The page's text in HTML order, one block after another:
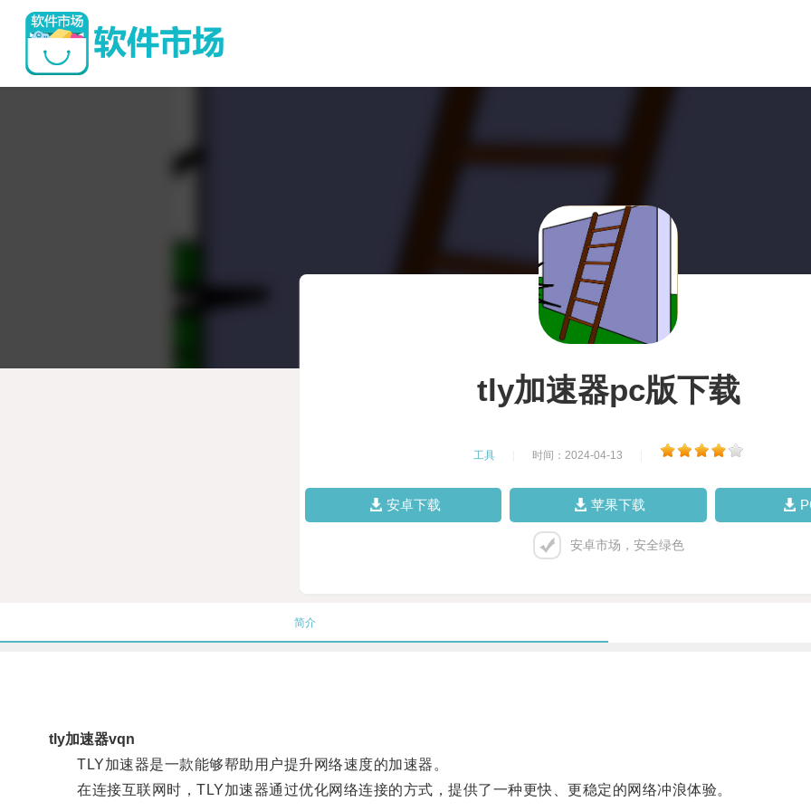
tly加速器pc版下载
工具 时间：2024-04-13
安卓下载 苹果下载
安卓市场，安全绿色
简介
tly加速器vqn
TLY加速器是一款能够帮助用户提升网络速度的加速器。
在连接互联网时，TLY加速器通过优化网络连接的方式，提供了一种更快、更稳定的网络冲浪体验。